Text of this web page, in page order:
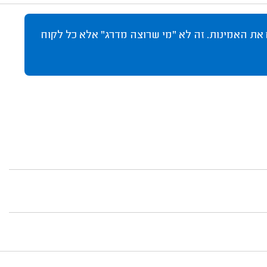
את האמינות. זה לא "מי שרוצה מדרג" אלא כל לקוח